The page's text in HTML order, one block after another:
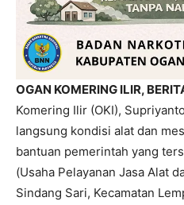
OGAN KOMERING ILIR,
Komering Ilir (OKI),
langsung kondisi alat dan
bantuan pemerintah yang
(Usaha Pelayanan Jasa Alat
Sindang Sari, Kecamatan